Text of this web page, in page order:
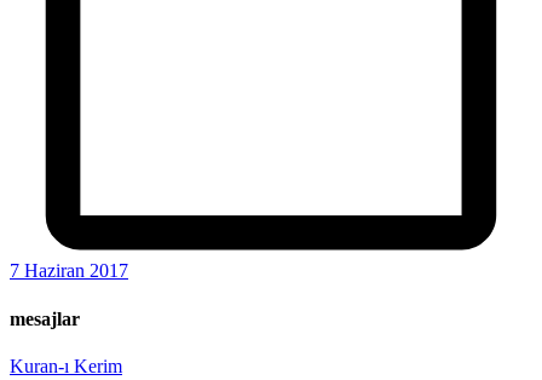
7 Haziran 2017
mesajlar
Kuran-ı Kerim